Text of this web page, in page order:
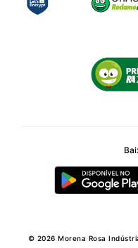
© 2026 Morena Rosa